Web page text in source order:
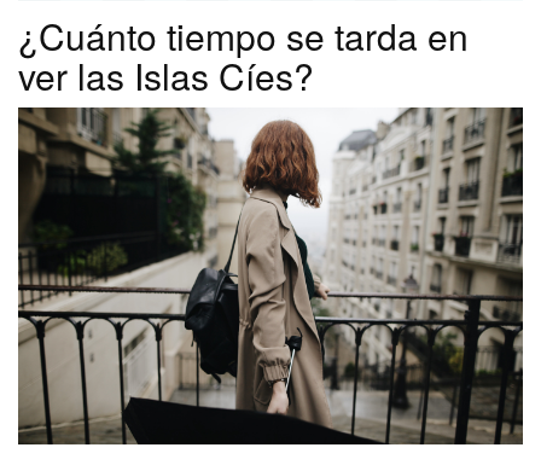
¿Cuánto tiempo se tarda en
ver las Islas Cíes?